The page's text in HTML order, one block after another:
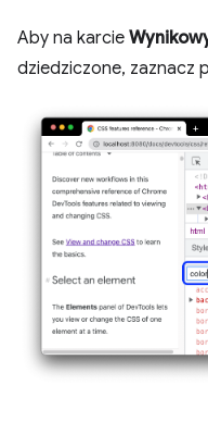
Aby na karcie
dziedziczone, zaznacz